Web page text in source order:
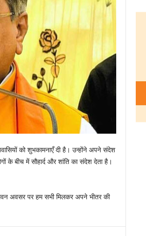
को शुभकामनाएँ दी है। उन्होंने अपने संदेश
के बीच में सौहार्द और शांति का संदेश देता है।
अवसर पर हम सभी मिलकर अपने भीतर की